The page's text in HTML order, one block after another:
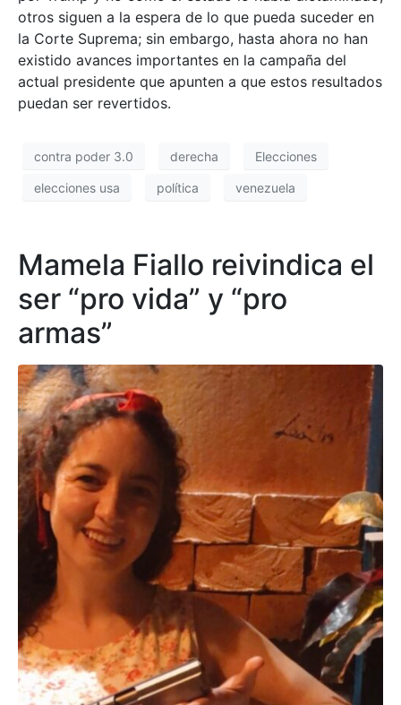
otros siguen a la espera de lo que pueda suceder en
la Corte Suprema; sin embargo, hasta ahora no han
existido avances importantes en la campaña del
actual presidente que apunten a que estos resultados
puedan ser revertidos.
contra poder 3.0 derecha Elecciones
elecciones usa política venezuela
Mamela Fiallo reivindica el
ser “pro vida” y “pro
armas”